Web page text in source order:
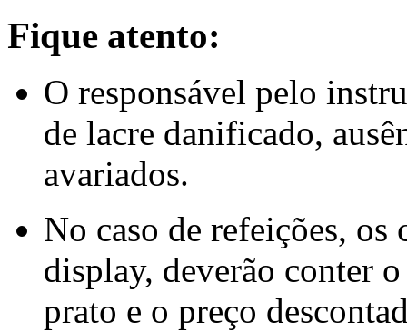
Fique atento:
O responsável pelo
de lacre danificado,
avariados.
No caso de refeições, os
display, deverão conter
prato e o preço